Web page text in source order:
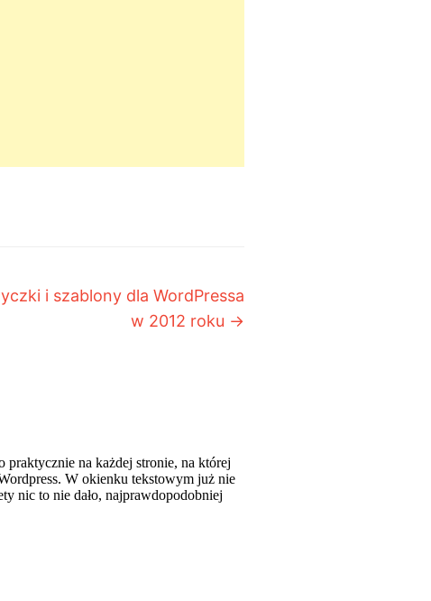
i szablony dla WordPressa
w 2012 roku →